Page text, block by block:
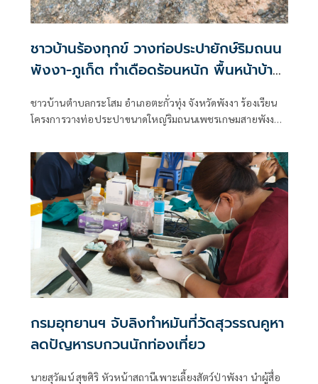
ชาวบ้านร้องทุกข์ วางท่อประปายักษ์ริมถนน
พังงา-ภูเก็ต ทำเดือดร้อนหนัก พื้นหน้าบ้าน
ชาวบ้านตำบลกระโสม อำเภอตะกั่วทุ่ง จังหวัดพังงา ร้องเรียน
โครงการวางท่อประปาขนาดใหญ่ริมถนนเพชรเกษมสายพังงา–
ส่งผลให้ขอบถนนทรุดเป็นแอ่ง การสัญจรเข้า-ออกบ้านเรือน
เป็นไปด้วยความยากลำบาก โดยเฉพาะผู้สูงอายุ พร้อมแสดง
ความกังวลว่าอาจส่งผลกระทบต่อโครงสร้างถนนในระยะยาว
กรมอุทยานฯ จับลิงทำหมันที่วัดสุวรรณคูหา
ลดปัญหารบกวนนักท่องเที่ยว
นายสุวัฒน์ สุขศิริ หัวหน้าสถานีเพาะเลี้ยงสัตว์ป่าพังงา นำผู้สื่อ